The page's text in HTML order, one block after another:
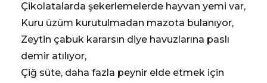
Çikolatalarda şekerlemelerde hayvan yemi var,
Kuru üzüm kurutulmadan mazota bulanıyor,
Zeytin çabuk kararsın diye havuzlarına paslı
demir atılıyor,
Çiğ süte, daha fazla peynir elde etmek için